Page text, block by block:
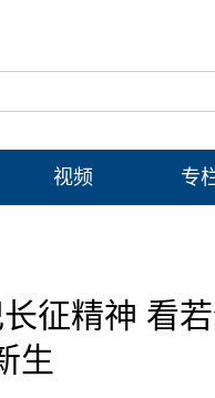
视频 专
征精神 看
生